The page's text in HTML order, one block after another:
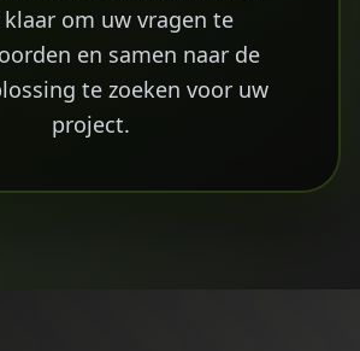
om uw vragen te
en samen naar de
te zoeken voor uw
project.